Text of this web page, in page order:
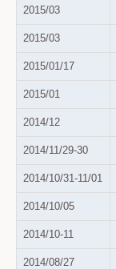
2015/03
2015/03
2015/01/17
2015/01
2014/12
2014/11/29-30
2014/10/31-11/01
2014/10/05
2014/10-11
2014/08/27